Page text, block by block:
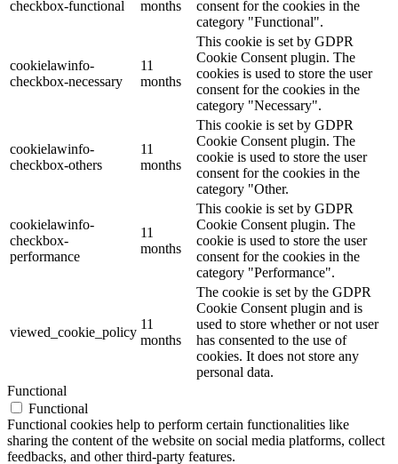
checkbox-functional
months
consent for the cookies in the
category "Functional".
cookielawinfo-
checkbox-necessary
11
months
This cookie is set by GDPR
Cookie Consent plugin. The
cookies is used to store the user
consent for the cookies in the
category "Necessary".
cookielawinfo-
checkbox-others
11
months
This cookie is set by GDPR
Cookie Consent plugin. The
cookie is used to store the user
consent for the cookies in the
category "Other.
cookielawinfo-
checkbox-
performance
11
months
This cookie is set by GDPR
Cookie Consent plugin. The
cookie is used to store the user
consent for the cookies in the
category "Performance".
viewed_cookie_policy
11
months
The cookie is set by the GDPR
Cookie Consent plugin and is
used to store whether or not user
has consented to the use of
cookies. It does not store any
personal data.
Functional
Functional
Functional cookies help to perform certain functionalities like
sharing the content of the website on social media platforms, collect
feedbacks, and other third-party features.